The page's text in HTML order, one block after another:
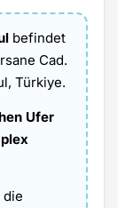
befindet
Cad.
Türkiye.
Ufer
die